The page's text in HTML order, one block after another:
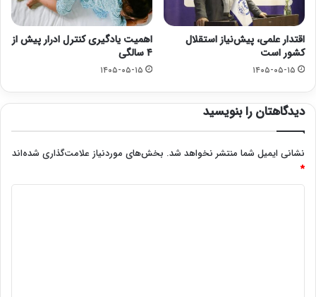
اقتدار علمی، پیش‌نیاز استقلال
کشور است
۱۴۰۵-۰۵-۱۵
اهمیت یادگیری کنترل ادرار پیش از
۴ سالگی
۱۴۰۵-۰۵-۱۵
دیدگاهتان را بنویسید
نشانی ایمیل شما منتشر نخواهد شد. بخش‌های موردنیاز علامت‌گذاری شده‌اند
*